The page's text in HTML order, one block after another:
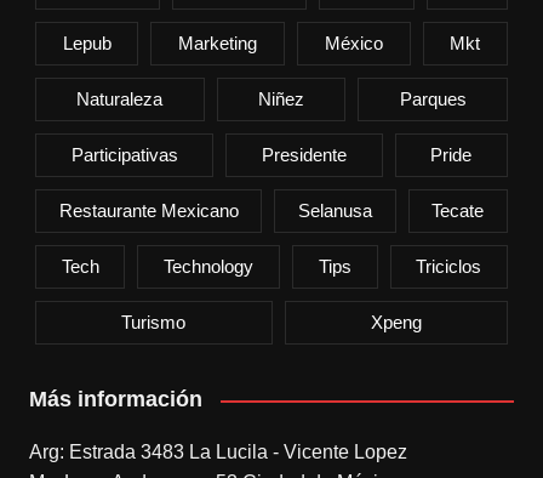
Lepub Marketing México Mkt
Naturaleza Niñez Parques
Participativas Presidente Pride
Restaurante Mexicano Selanusa Tecate
Tech Technology Tips Triciclos
Turismo Xpeng
Más información
Arg: Estrada 3483 La Lucila - Vicente Lopez